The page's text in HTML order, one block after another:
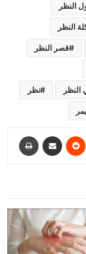
النظر
النظر
قصر النظر
نظر